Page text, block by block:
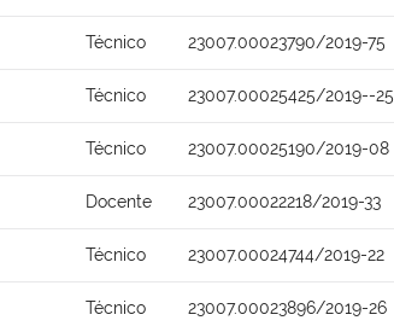
Técnico 23007.00023790/2019-75
Técnico 23007.00025425/2019--25
Técnico 23007.00025190/2019-08
Docente 23007.00022218/2019-33
Técnico 23007.00024744/2019-22
Técnico 23007.00023896/2019-26